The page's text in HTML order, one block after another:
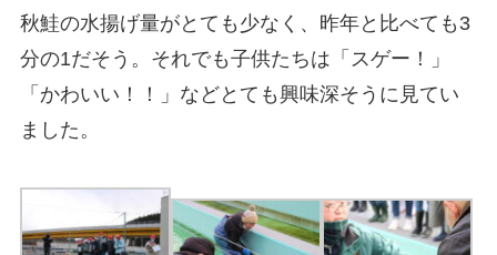
秋鮭の水揚げ量がとても少なく、昨年と比べても3
分の1だそう。それでも子供たちは「スゲー！」
「かわいい！！」などとても興味深そうに見てい
ました。